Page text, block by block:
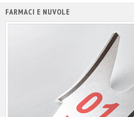
FARMACI E NUVOLE